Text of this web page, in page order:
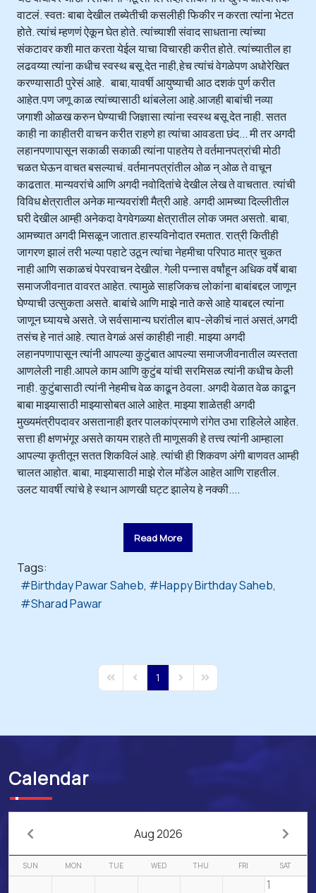
वाटलं. स्वतः बाबा देखील तब्येतीची कसलीही फिकीर न करता त्यांना भेटत
होते. त्यांचं म्हणणं ऐकून घेत होते. त्यांच्याशी संवाद साधताना त्यांच्या
संकटावर कशी मात करता येईल याचा विचारही करीत होते. त्यांच्यातील हा
लढवय्या त्यांना कधीच स्वस्थ बसू देत नाही,हेच त्यांचं वेगळेपण अधोरेखित
करण्यासाठी पुरेसं आहे. बाबा,यावर्षी आयुष्याची आठ दशकं पुर्ण करीत
आहेत.पण जणू काळ त्यांच्यासाठी थांबलेला आहे.आजही बाबांची नव्या
जगाशी ओळख करुन घेण्याची जिज्ञासा त्यांना स्वस्थ बसू देत नाही. सतत
काही ना काहीतरी वाचन करीत राहणे हा त्यांचा आवडता छंद... मी तर अगदी
लहानपणापासून सकाळी सकाळी त्यांना पाहतेय ते वर्तमानपत्रांची मोठी
चळत घेऊन वाचत बसल्याचं. वर्तमानपत्रांतील ओळ न् ओळ ते वाचून
काढतात. मान्यवरांचे आणि अगदी नवोदितांचे देखील लेख ते वाचतात. त्यांची
विविध क्षेत्रातील अनेक मान्यवरांशी मैत्री आहे. अगदी आमच्या दिल्लीतील
घरी देखील आम्ही अनेकदा वेगवेगळ्या क्षेत्रातील लोक जमत असतो. बाबा,
आमच्यात अगदी मिसळून जातात.हास्यविनोदात रमतात. रात्री कितीही
जागरण झालं तरी भल्या पहाटे उठून त्यांचा नेहमीचा परिपाठ मात्र चुकत
नाही आणि सकाळचं पेपरवाचन देखील. गेली पन्नास वर्षांहून अधिक वर्षे बाबा
समाजजीवनात वावरत आहेत. त्यामुळे साहजिकच लोकांना बाबांबद्दल जाणून
घेण्याची उत्सुकता असते. बाबांचे आणि माझे नाते कसे आहे याबद्दल त्यांना
जाणून घ्यायचे असते. जे सर्वसामान्य घरांतील बाप-लेकीचं नातं असतं,अगदी
तसंच हे नातं आहे. त्यात वेगळं असं काहीही नाही. माझ्या अगदी
लहानपणापासून त्यांनी आपल्या कुटुंबात आपल्या समाजजीवनातील व्यस्तता
आणलेली नाही.आपले काम आणि कुटुंब यांची सरमिसळ त्यांनी कधीच केली
नाही. कुटुंबासाठी त्यांनी नेहमीच वेळ काढून ठेवला. अगदी वेळात वेळ काढून
बाबा माझ्यासाठी माझ्यासोबत आले आहेत. माझ्या शाळेतही अगदी
मुख्यमंत्रीपदावर असतानाही इतर पालकांप्रमाणे रांगेत उभा राहिलेले आहेत.
सत्ता ही क्षणभंगूर असते कायम राहते ती माणूसकी हे तत्त्व त्यांनी आम्हाला
आपल्या कृतीतून सतत शिकविलं आहे. त्यांची ही शिकवण अंगी बाणवत आम्ही
चालत आहोत. बाबा, माझ्यासाठी माझे रोल मॉडेल आहेत आणि राहतील.
उलट यावर्षी त्यांचे हे स्थान आणखी घट्ट झालेय हे नक्की....
Read More
Tags:
Birthday Pawar Saheb
Happy Birthday Saheb
Sharad Pawar
First PagePrevious Page
1 Next PageLast Page
Calendar
Aug 2026
SUN MON TUE WED THU FRI SAT
1